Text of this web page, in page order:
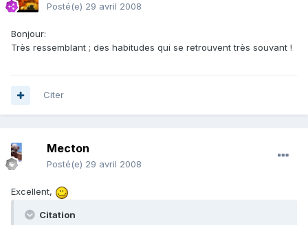
Posté(e) 29 avril 2008
Bonjour:
Très ressemblant ; des habitudes qui se retrouvent très souvant !
Citer
Mecton
Posté(e) 29 avril 2008
Excellent,
Citation